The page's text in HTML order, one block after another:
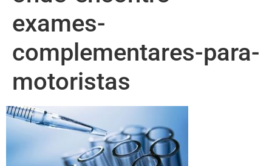
exames-
complementares-para-
motoristas